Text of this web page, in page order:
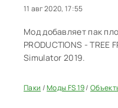
11 авг 2020, 17:55
Мод добавляет пак
PRODUCTIONS - TREE
Simulator 2019.
Паки /Моды FS 19/